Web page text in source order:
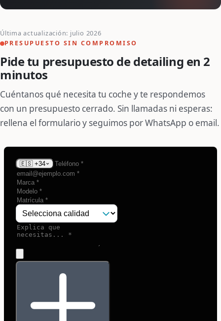
Última actualización: julio 2026
PRESUPUESTO SIN COMPROMISO
Pide tu presupuesto de detailing en 2
minutos
Cuéntanos qué necesita tu coche y te respondemos
con un presupuesto cerrado. Sin llamadas ni esperas:
rellena el formulario y seguimos por WhatsApp o email.